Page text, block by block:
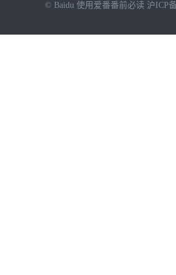
© Baidu 使用爱番番前必读 沪ICP